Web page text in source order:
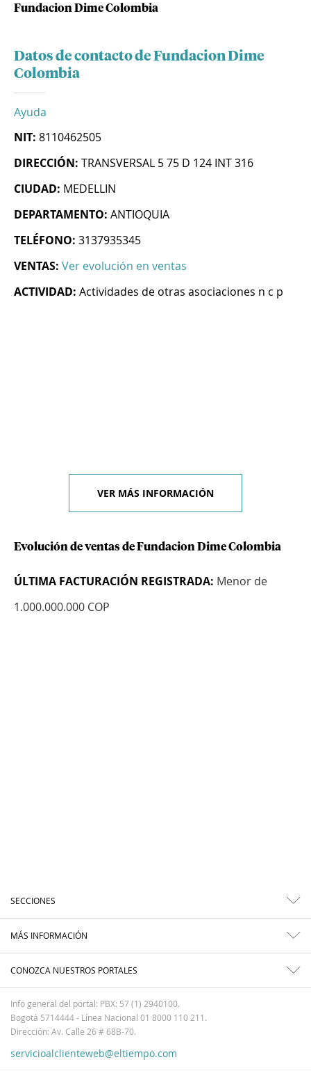
Fundacion Dime Colombia
Datos de contacto de Fundacion Dime
Colombia
Ayuda
NIT: 8110462505
DIRECCIÓN: TRANSVERSAL 5 75 D 124 INT 316
CIUDAD: MEDELLIN
DEPARTAMENTO: ANTIOQUIA
TELÉFONO: 3137935345
VENTAS: Ver evolución en ventas
ACTIVIDAD: Actividades de otras asociaciones n c p
VER MÁS INFORMACIÓN
Evolución de ventas de Fundacion Dime Colombia
ÚLTIMA FACTURACIÓN REGISTRADA: Menor de
1.000.000.000 COP
SECCIONES
MÁS INFORMACIÓN
CONOZCA NUESTROS PORTALES
Info general del portal: PBX: 57 (1) 2940100.
Bogotá 5714444 - Línea Nacional 01 8000 110 211.
Dirección: Av. Calle 26 # 68B-70.
servicioalclienteweb@eltiempo.com